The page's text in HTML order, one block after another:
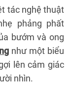
tác nghệ thuật
phảng phất
bướm và ong
như một biểu
lên cảm giác
nhìn.